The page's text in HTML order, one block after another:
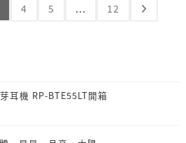
4 5 ... 12
耳機 RP-BTE55LT開箱